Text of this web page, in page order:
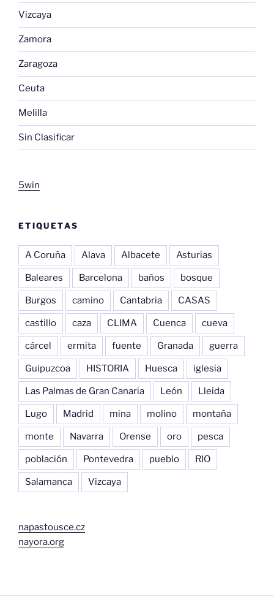
Vizcaya
Zamora
Zaragoza
Ceuta
Melilla
Sin Clasificar
5win
ETIQUETAS
A Coruña Alava Albacete Asturias
Baleares Barcelona baños bosque
Burgos camino Cantabria CASAS
castillo caza CLIMA Cuenca cueva
cárcel ermita fuente Granada guerra
Guipuzcoa HISTORIA Huesca iglesia
Las Palmas de Gran Canaria León Lleida
Lugo Madrid mina molino montaña
monte Navarra Orense oro pesca
población Pontevedra pueblo RIO
Salamanca Vizcaya
napastousce.cz
nayora.org